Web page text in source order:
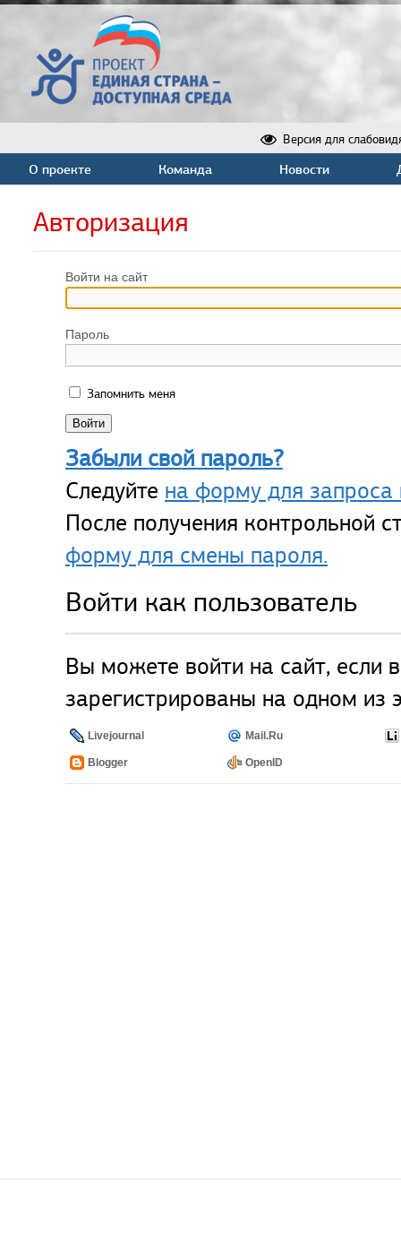
Версия для
О проекте Команда Новости
Авторизация
Войти на сайт
Пароль
Запомнить меня
Забыли свой пароль?
Следуйте на форму для запроса
После получения контрольной
форму для смены пароля.
Войти как пользователь
Вы можете войти на сайт, если
зарегистрированы на одном из
Livejournal Mail.Ru
Blogger OpenID